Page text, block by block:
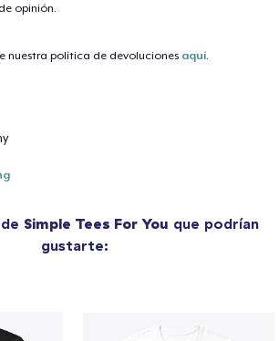
opinión.
nuestra política de devoluciones aquí
Simple Tees For You que podrían
gustarte: